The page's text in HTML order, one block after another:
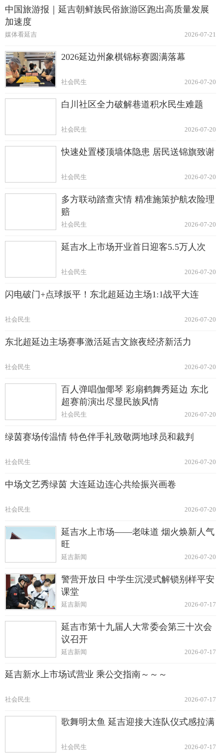
中国旅游报｜延吉朝鲜族民俗旅游区跑出高质量发展
加速度
2026-07-21
媒体看延吉
2026延边州象棋锦标赛圆满落幕
2026-07-20
社会民生
白川社区全力破解巷道积水民生难题
2026-07-20
社会民生
快速处置楼顶墙体隐患 居民送锦旗致谢
2026-07-20
社会民生
多方联动踏查灾情 精准施策护航农险理
赔
2026-07-20
社会民生
延吉水上市场开业首日迎客5.5万人次
2026-07-20
社会民生
闪电破门+点球扳平！东北超延边主场1:1战平大连
2026-07-20
社会民生
东北超延边主场赛事激活延吉文旅夜经济新活力
2026-07-20
社会民生
百人弹唱伽倻琴 彩扇鹤舞秀延边 东北
超赛前演出尽显民族风情
2026-07-20
社会民生
绿茵赛场传温情 特色伴手礼致敬两地球员和裁判
2026-07-20
社会民生
中场文艺秀绿茵 大连延边连心共绘振兴画卷
2026-07-20
社会民生
延吉水上市场——老味道 烟火焕新人气
旺
2026-07-20
延吉新闻
警营开放日 中学生沉浸式解锁别样平安
课堂
2026-07-17
延吉新闻
延吉市第十九届人大常委会第三十次会
议召开
2026-07-17
延吉新闻
延吉新水上市场试营业 乘公交指南～～～
2026-07-17
社会民生
歌舞明太鱼 延吉迎接大连队仪式感拉满
2026-07-17
社会民生